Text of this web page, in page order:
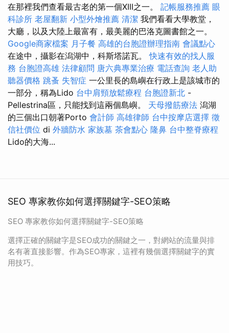
在那裡我們查看最古老的第一個XIII之一。 記帳服務推薦 眼
科診所 老屋翻新 小型外燴推薦 清潔 我們看看大學教堂，
大廳，以及大陸上最富有，最美麗的巴洛克圖書館之一。
Google商家檔案 月子餐 高雄的台胞證辦理指南 會議點心
在途中，攝影在潟湖中，科斯塔諾瓦。快速有效的找人服
務 台胞證高雄 法律顧問 唐六典專業治療 電話查詢 老人助
聽器價格 跳蚤 失智症 一公里長的島嶼在行政上是該城市的
一部分，稱為Lido 台中肩頸放鬆療程 台胞證新北 -
Pellestrina區，只能找到這兩個島嶼。 天母撥筋療法 潟湖
的三個出口朝著Porto 會計師 高雄律師 台中按摩店選擇 徵
信社價位 di 外牆防水 家族墓 茶會點心 隆鼻 台中整脊療程
Lido的大海...
SEO 專家教你如何選擇關鍵字-SEO策略
SEO 專家教你如何選擇關鍵字-SEO策略
選擇正確的關鍵字是SEO成功的關鍵之一，對網站的流量與排
名有著直接影響。作為SEO專家，這裡有幾個選擇關鍵字的實
用技巧。